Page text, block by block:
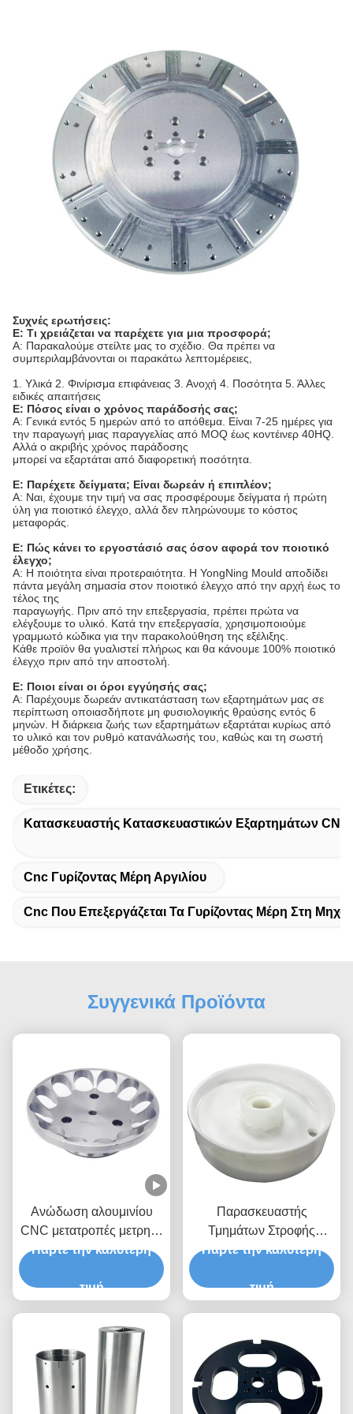
Συχνές ερωτήσεις:
Ε: Τι χρειάζεται να παρέχετε για μια προσφορά;
A: Παρακαλούμε στείλτε μας το σχέδιο. Θα πρέπει να
συμπεριλαμβάνονται οι παρακάτω λεπτομέρειες,
1. Υλικά 2. Φινίρισμα επιφάνειας 3. Ανοχή 4. Ποσότητα 5. Άλλες
ειδικές απαιτήσεις
Ε: Πόσος είναι ο χρόνος παράδοσής σας;
A: Γενικά εντός 5 ημερών από το απόθεμα. Είναι 7-25 ημέρες για
την παραγωγή μιας παραγγελίας από MOQ έως κοντέινερ 40HQ.
Αλλά ο ακριβής χρόνος παράδοσης
μπορεί να εξαρτάται από διαφορετική ποσότητα.
Ε: Παρέχετε δείγματα; Είναι δωρεάν ή επιπλέον;
A: Ναι, έχουμε την τιμή να σας προσφέρουμε δείγματα ή πρώτη
ύλη για ποιοτικό έλεγχο, αλλά δεν πληρώνουμε το κόστος
μεταφοράς.
Ε: Πώς κάνει το εργοστάσιό σας όσον αφορά τον ποιοτικό
έλεγχο;
A: Η ποιότητα είναι προτεραιότητα. Η YongNing Mould αποδίδει
πάντα μεγάλη σημασία στον ποιοτικό έλεγχο από την αρχή έως το
τέλος της
παραγωγής. Πριν από την επεξεργασία, πρέπει πρώτα να
ελέγξουμε το υλικό. Κατά την επεξεργασία, χρησιμοποιούμε
γραμμωτό κώδικα για την παρακολούθηση της εξέλιξης.
Κάθε προϊόν θα γυαλιστεί πλήρως και θα κάνουμε 100% ποιοτικό
έλεγχο πριν από την αποστολή.
Ε: Ποιοι είναι οι όροι εγγύησής σας;
A: Παρέχουμε δωρεάν αντικατάσταση των εξαρτημάτων μας σε
περίπτωση οποιασδήποτε μη φυσιολογικής θραύσης εντός 6
μηνών. Η διάρκεια ζωής των εξαρτημάτων εξαρτάται κυρίως από
το υλικό και τον ρυθμό κατανάλωσής του, καθώς και τη σωστή
μέθοδο χρήσης.
Ετικέτες:
Κατασκευαστής Κατασκευαστικών Εξαρτημάτων CNC
Cnc Γυρίζοντας Μέρη Αργιλίου
Cnc Που Επεξεργάζεται Τα Γυρίζοντας Μέρη Στη
Συγγενικά Προϊόντα
Ανώδωση αλουμινίου
CNC μετατροπές μετρητά
Επεξεργασία Custom 5
Πάρτε την καλύτερη
τιμή
Παρασκευαστής
Τμημάτων Στροφής
Στροφείου.
Πάρτε την καλύτερη
τιμή